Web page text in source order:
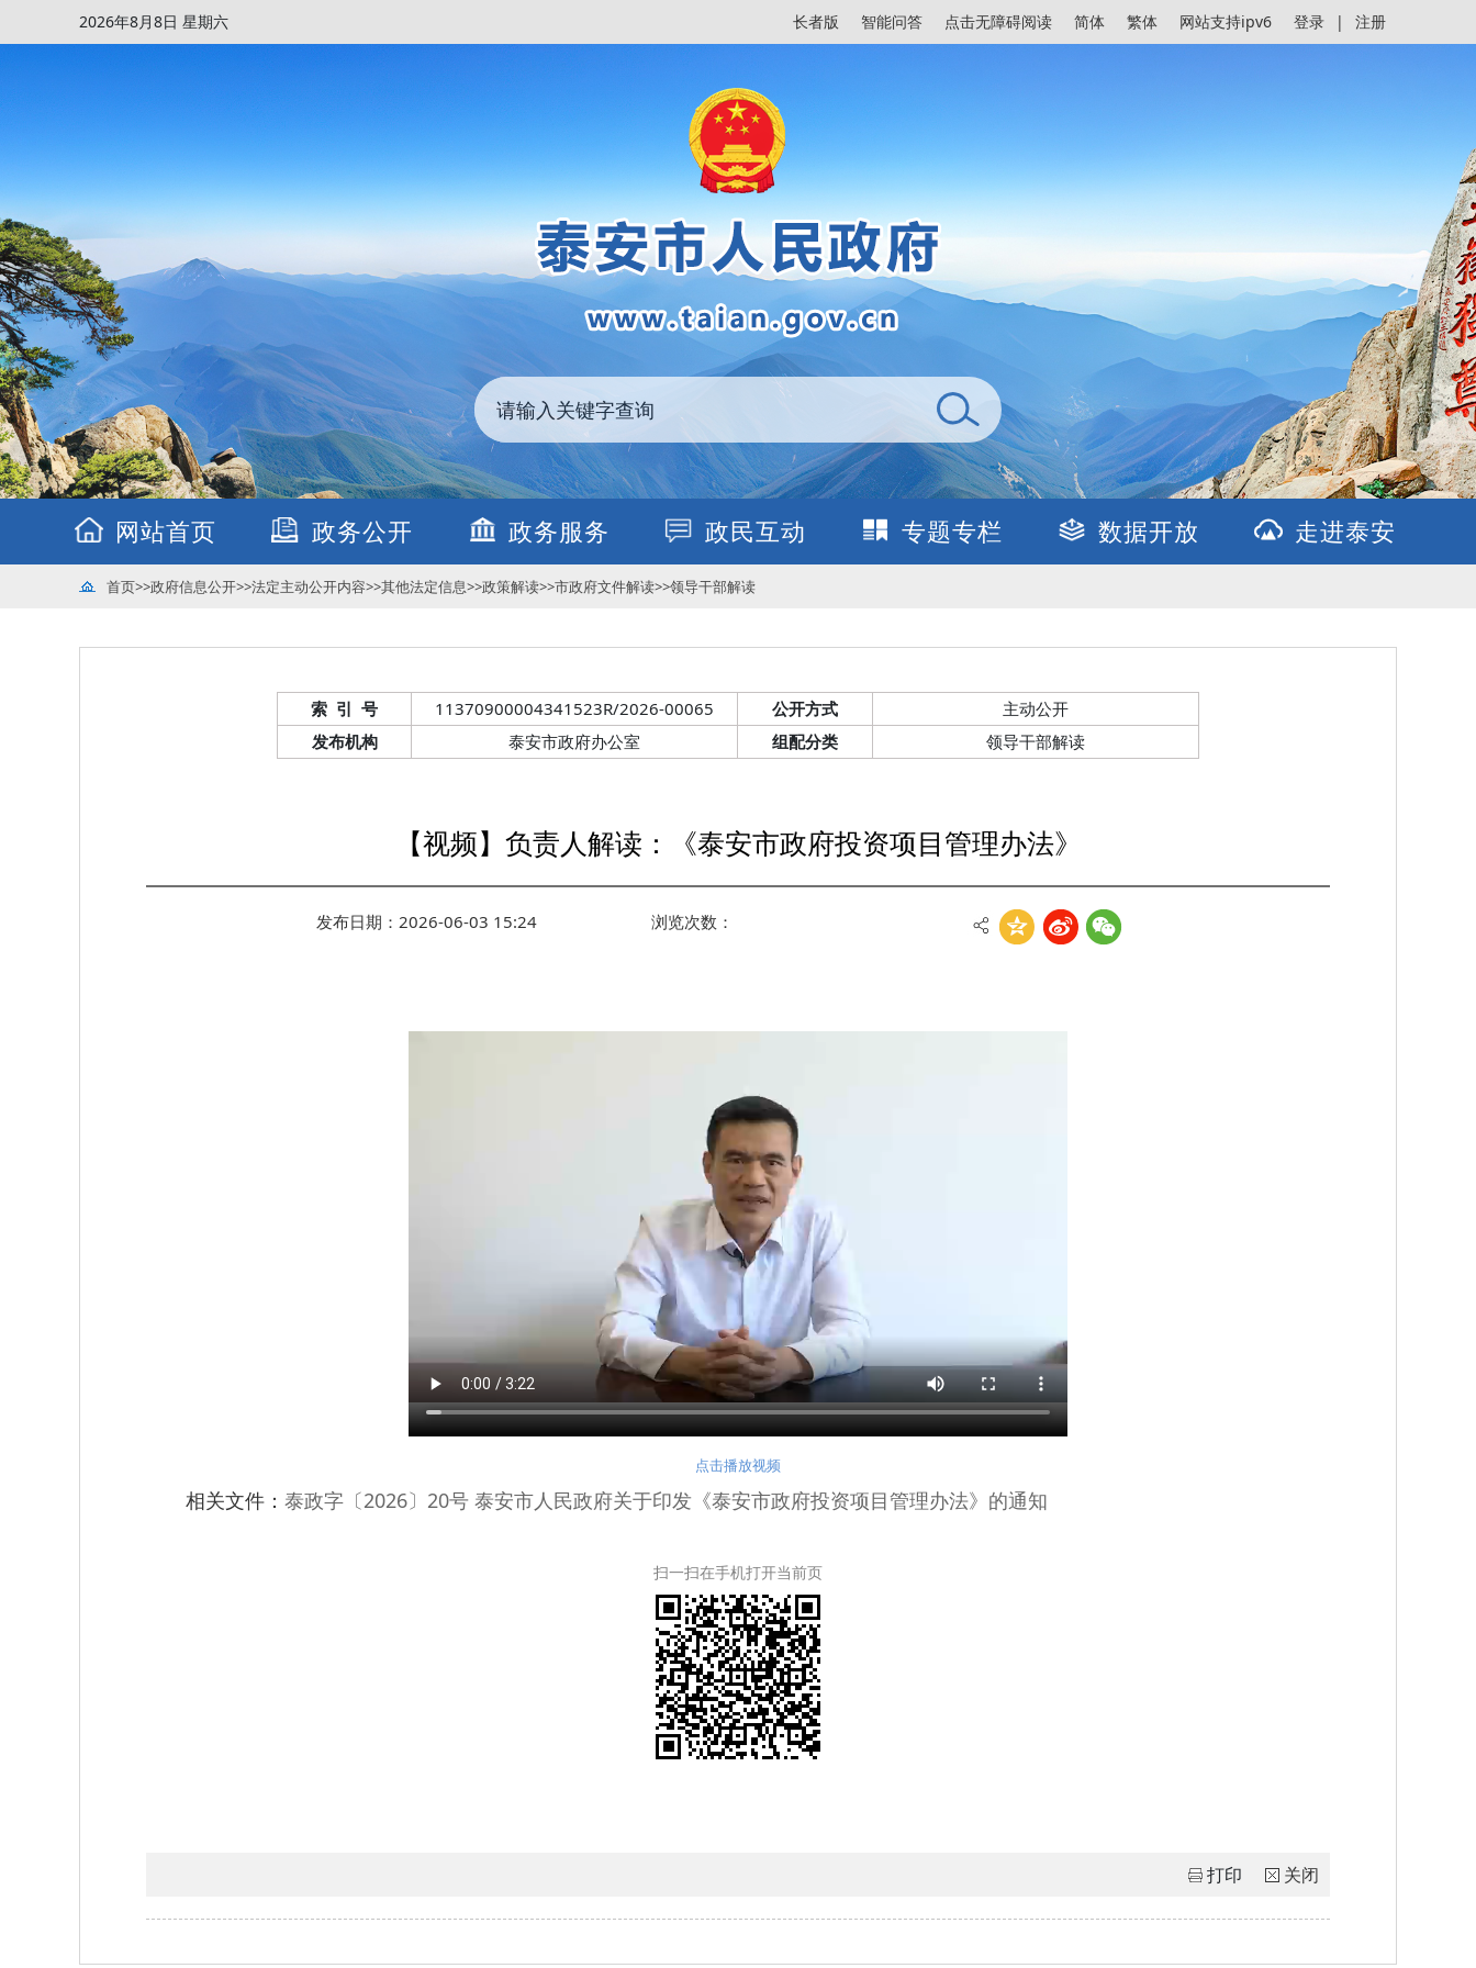
2026年8月8日 星期六 登录 | 注册
长者版 智能问答 点击无障碍阅读 简体 繁体 网站支持ipv6
网站首页 政务公开 政务服务 政民互动 专题专栏 数据开放 走进泰安
首页>>政府信息公开>>法定主动公开内容>>其他法定信息>>政策解读>>市政府文件解读>>领导干部解读
索 引 号 11370900004341523R/2026-00065 公开方式
主动公开
发布机构
泰安市政府办公室 组配分类 领导干部解读
【视频】负责人解读：《泰安市政府投资项目管理办法》
发布日期：2026-06-03 15:24 浏览次数：
点击播放视频
相关文件： 泰政字〔2026〕20号 泰安市人民政府关于印发《泰安市政府投资项目管理办法》的通知
扫一扫在手机打开当前页
关闭
打印